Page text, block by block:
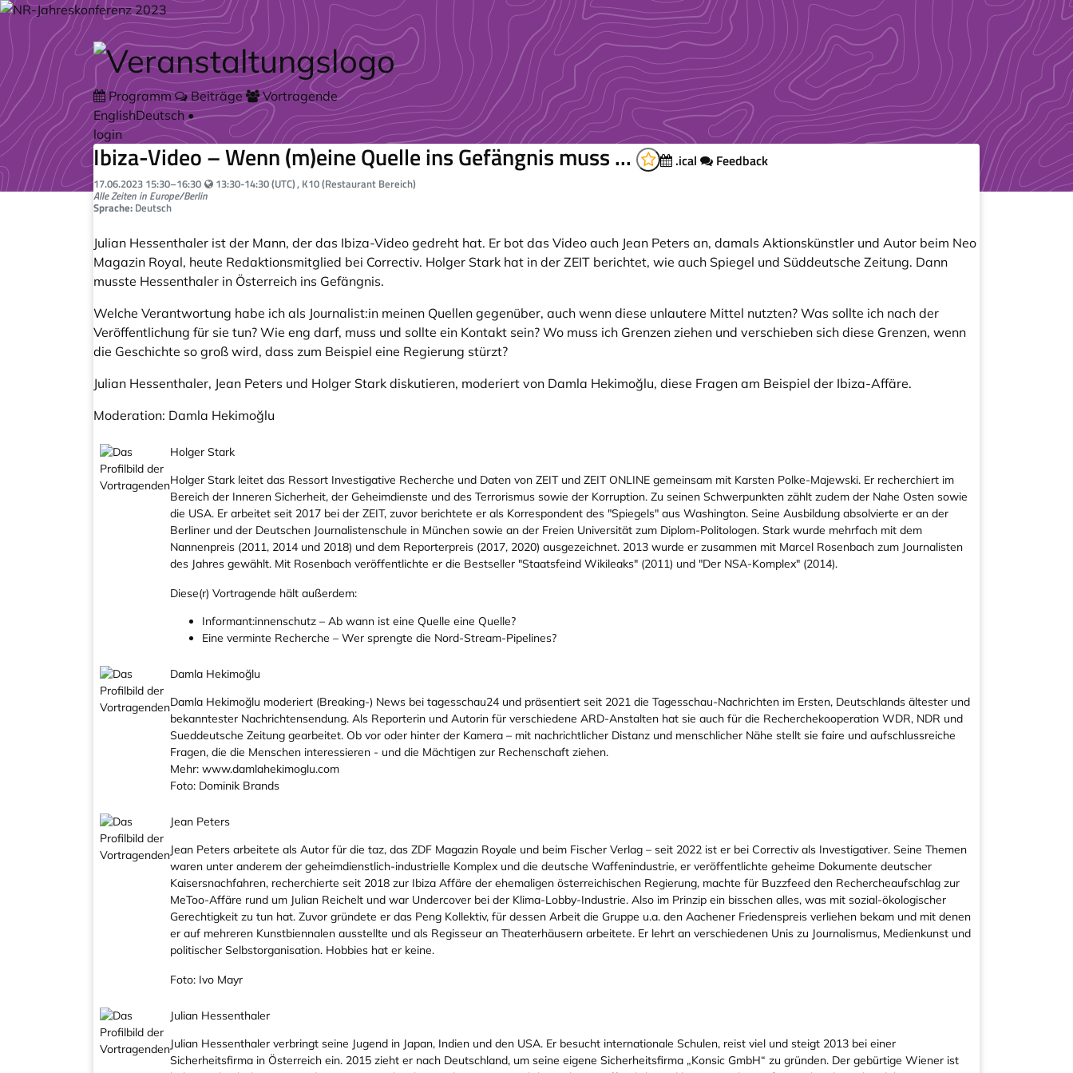
Zum Hauptteil springen
Programm Beiträge
Vortragende
EnglishDeutsch•
login
Ibiza-Video – Wenn (m)eine Quelle ins Gefängnis muss ... .ical Feedback
17.06.2023 15:30–16:30 Your local time:
13:30-14:30 (UTC), K10 (Restaurant Bereich)
Alle Zeiten in Europe/Berlin
Sprache: Deutsch
Julian Hessenthaler ist der Mann, der das Ibiza-Video gedreht hat. Er bot das Video auch Jean Peters an, damals Aktionskünstler und Autor beim Neo
Magazin Royal, heute Redaktionsmitglied bei Correctiv. Holger Stark hat in der ZEIT berichtet, wie auch Spiegel und Süddeutsche Zeitung. Dann
musste Hessenthaler in Österreich ins Gefängnis.
Welche Verantwortung habe ich als Journalist:in meinen Quellen gegenüber, auch wenn diese unlautere Mittel nutzten? Was sollte ich nach der
Veröffentlichung für sie tun? Wie eng darf, muss und sollte ein Kontakt sein? Wo muss ich Grenzen ziehen und verschieben sich diese Grenzen, wenn
die Geschichte so groß wird, dass zum Beispiel eine Regierung stürzt?
Julian Hessenthaler, Jean Peters und Holger Stark diskutieren, moderiert von Damla Hekimoğlu, diese Fragen am Beispiel der Ibiza-Affäre.
Moderation: Damla Hekimoğlu
Holger Stark
Holger Stark leitet das Ressort Investigative Recherche und Daten von ZEIT und ZEIT ONLINE gemeinsam mit Karsten Polke-Majewski. Er recherchiert im
Bereich der Inneren Sicherheit, der Geheimdienste und des Terrorismus sowie der Korruption. Zu seinen Schwerpunkten zählt zudem der Nahe Osten sowie
die USA. Er arbeitet seit 2017 bei der ZEIT, zuvor berichtete er als Korrespondent des "Spiegels" aus Washington. Seine Ausbildung absolvierte er an der
Berliner und der Deutschen Journalistenschule in München sowie an der Freien Universität zum Diplom-Politologen. Stark wurde mehrfach mit dem
Nannenpreis (2011, 2014 und 2018) und dem Reporterpreis (2017, 2020) ausgezeichnet. 2013 wurde er zusammen mit Marcel Rosenbach zum Journalisten
des Jahres gewählt. Mit Rosenbach veröffentlichte er die Bestseller "Staatsfeind Wikileaks" (2011) und "Der NSA-Komplex" (2014).
Diese(r) Vortragende hält außerdem:
Informant:innenschutz – Ab wann ist eine Quelle eine Quelle?
Eine verminte Recherche – Wer sprengte die Nord-Stream-Pipelines?
Damla Hekimoğlu
Damla Hekimoğlu moderiert (Breaking-) News bei tagesschau24 und präsentiert seit 2021 die Tagesschau-Nachrichten im Ersten, Deutschlands ältester und
bekanntester Nachrichtensendung. Als Reporterin und Autorin für verschiedene ARD-Anstalten hat sie auch für die Recherchekooperation WDR, NDR und
Sueddeutsche Zeitung gearbeitet. Ob vor oder hinter der Kamera – mit nachrichtlicher Distanz und menschlicher Nähe stellt sie faire und aufschlussreiche
Fragen, die die Menschen interessieren - und die Mächtigen zur Rechenschaft ziehen.
Mehr: www.damlahekimoglu.com
Foto: Dominik Brands
Jean Peters
Jean Peters arbeitete als Autor für die taz, das ZDF Magazin Royale und beim Fischer Verlag – seit 2022 ist er bei Correctiv als Investigativer. Seine Themen
waren unter anderem der geheimdienstlich-industrielle Komplex und die deutsche Waffenindustrie, er veröffentlichte geheime Dokumente deutscher
Kaisersnachfahren, recherchierte seit 2018 zur Ibiza Affäre der ehemaligen österreichischen Regierung, machte für Buzzfeed den Rechercheaufschlag zur
MeToo-Affäre rund um Julian Reichelt und war Undercover bei der Klima-Lobby-Industrie. Also im Prinzip ein bisschen alles, was mit sozial-ökologischer
Gerechtigkeit zu tun hat. Zuvor gründete er das Peng Kollektiv, für dessen Arbeit die Gruppe u.a. den Aachener Friedenspreis verliehen bekam und mit denen
er auf mehreren Kunstbiennalen ausstellte und als Regisseur an Theaterhäusern arbeitete. Er lehrt an verschiedenen Unis zu Journalismus, Medienkunst und
politischer Selbstorganisation. Hobbies hat er keine.
Foto: Ivo Mayr
Julian Hessenthaler
Julian Hessenthaler verbringt seine Jugend in Japan, Indien und den USA. Er besucht internationale Schulen, reist viel und steigt 2013 bei einer
Sicherheitsfirma in Österreich ein. 2015 zieht er nach Deutschland, um seine eigene Sicherheitsfirma „Konsic GmbH“ zu gründen. Der gebürtige Wiener ist